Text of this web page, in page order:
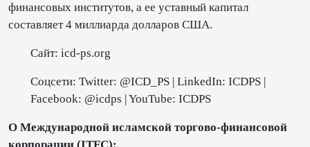
финансовых институтов, а ее уставный капитал
составляет 4 миллиарда долларов США.
Сайт: icd-ps.org
Соцсети: Twitter: @ICD_PS | LinkedIn: ICDPS |
Facebook: @icdps | YouTube: ICDPS
О Международной исламской торгово-финансовой